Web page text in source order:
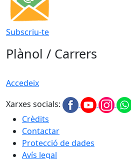
Subscriu-te
Plànol / Carrers
Accedeix
Xarxes socials:
Crèdits
Contactar
Protecció de dades
Avís legal